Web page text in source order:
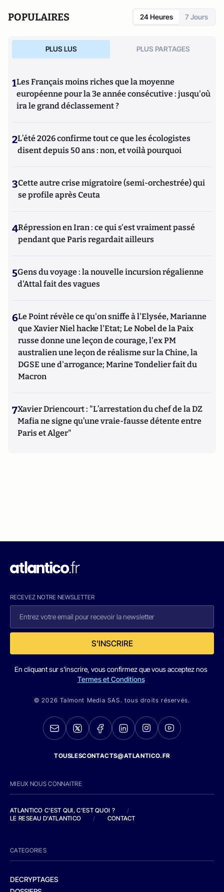
POPULAIRES 24 Heures 7 Jours
PLUS LUS PLUS PARTAGES
1Les Français moins riches que la moyenne
européenne pour la 3e année consécutive : jusqu'où
ira le grand déclassement ?
2L’été 2026 confirme tout ce que les écologistes
disent depuis 50 ans : non, et voilà pourquoi
3Cette autre crise migratoire (semi-orchestrée) qui
se profile après Ceuta
4Répression en Iran : ce qui s'est vraiment passé
pendant que Paris regardait ailleurs
5Gens du voyage : la nouvelle incursion régalienne
d'Attal fait des vagues
6Le Point révèle ce qu'on sniffe à l'Elysée, Marianne
que Xavier Niel hacke l'Etat; Le Nobel de la Paix
russe donne une leçon de courage, l'ex PM
australien une leçon de réalisme sur la Chine, la
DGSE une d'arrogance; Marine Tondelier fait du
Macron
7Xavier Driencourt : "L’arrestation du chef de la DZ
Mafia ne signe qu’une vraie-fausse détente entre
Paris et Alger"
RECEVEZ NOTRE NEWSLETTER
S'INSCRIRE
En cliquant sur s'inscrire, vous confirmez que vous acceptez nos
Termes et Conditions
© 2026 Talmont Media SAS. tous droits réservés.
TOUSLESCONTACTS@ATLANTICO.FR
MIEUX NOUS CONNAITRE
ATLANTICO C'EST QUI, C'EST QUOI ?
/
LE RESEAU D'ATLANTICO
/ CONTACT
CATEGORIES
DECRYPTAGES